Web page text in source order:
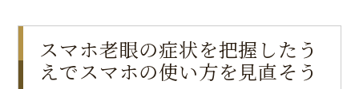
スマホ老眼の症状を把握したう
えでスマホの使い方を見直そう